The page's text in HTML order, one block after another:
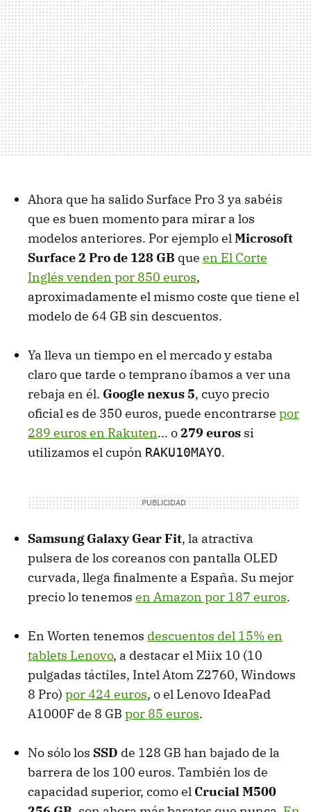
Ahora que ha salido Surface Pro 3 ya sabéis
que es buen momento para mirar a los
modelos anteriores. Por ejemplo elMicrosoft
Surface 2 Pro de 128 GB que en El Corte
Inglés venden por 850 euros,
aproximadamente el mismo coste que tiene el
modelo de 64 GB sin descuentos.
Ya lleva un tiempo en el mercado y estaba
claro que tarde o temprano íbamos a ver una
rebaja en él. Google nexus 5, cuyo precio
oficial es de 350 euros, puede encontrarse por
289 euros en Rakuten... o279 euros si
utilizamos el cupón RAKU10MAYO.
Samsung Galaxy Gear Fit, la atractiva
pulsera de los coreanos con pantalla OLED
curvada, llega finalmente a España. Su mejor
precio lo tenemos en Amazon por 187 euros.
En Worten tenemos descuentos del 15% en
tablets Lenovo, a destacar el Miix 10 (10
pulgadas táctiles, Intel Atom Z2760, Windows
8 Pro) por 424 euros, o el Lenovo IdeaPad
A1000F de 8 GB por 85 euros.
No sólo los SSD de 128 GB han bajado de la
barrera de los 100 euros. También los de
capacidad superior, como el Crucial M500